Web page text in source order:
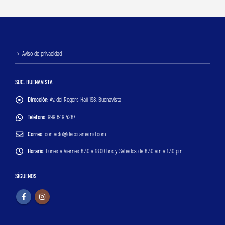
Aviso de privacidad
SUC. BUENAVISTA
Dirección: Av. del Rogers Hall 198, Buenavista
Teléfono: 999 649 4287
Correo: contacto@decoramamid.com
Horario: Lunes a Viernes 8:30 a 18:00 hrs y Sábados de 8:30 am a 1:30 pm
SÍGUENOS